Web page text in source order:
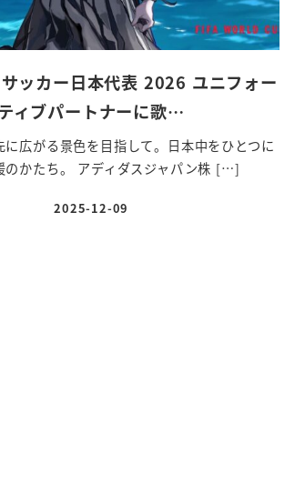
ッカー日本代表 2026 ユニフォー
ィブパートナーに歌…
に広がる景色を目指して。日本中をひとつに
のかたち。 アディダスジャパン株 […]
投稿日
2025-12-09